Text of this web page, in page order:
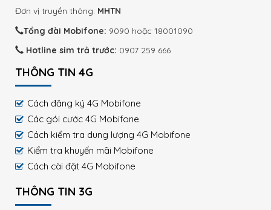
Đơn vị truyền thông: MHTN
Tổng đài Mobifone: 9090 hoặc 18001090
Hotline sim trả trước: 0907 259 666
THÔNG TIN 4G
Cách đăng ký 4G Mobifone
Các gói cước 4G Mobifone
Cách kiểm tra dung lượng 4G Mobifone
Kiểm tra khuyến mãi Mobifone
Cách cài đặt 4G Mobifone
THÔNG TIN 3G